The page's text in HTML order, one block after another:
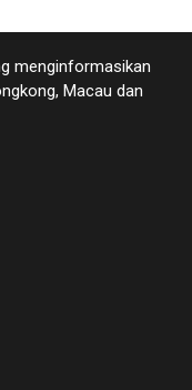
menginformasikan
Macau dan